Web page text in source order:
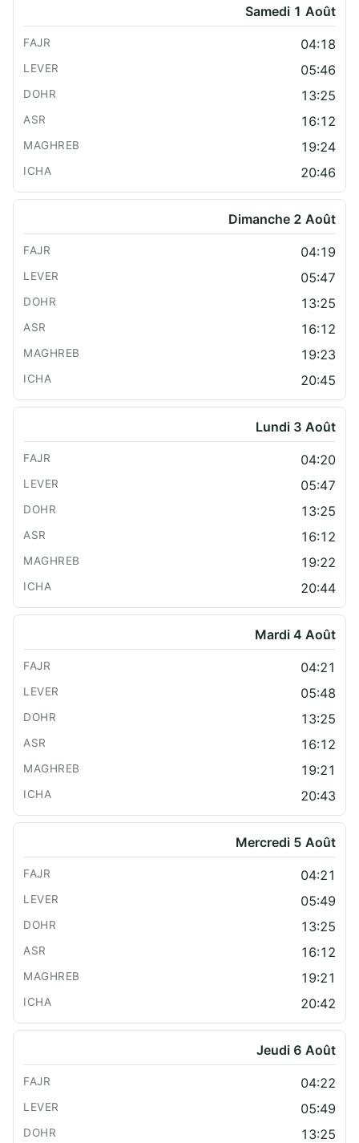
Samedi 1 Août
04:18
05:46
13:25
16:12
19:24
20:46
Dimanche 2 Août
04:19
05:47
13:25
16:12
19:23
20:45
Lundi 3 Août
04:20
05:47
13:25
16:12
19:22
20:44
Mardi 4 Août
04:21
05:48
13:25
16:12
19:21
20:43
Mercredi 5 Août
04:21
05:49
13:25
16:12
19:21
20:42
Jeudi 6 Août
04:22
05:49
13:25